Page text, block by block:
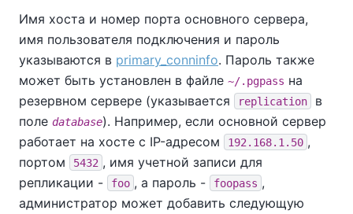
Имя хоста и номер порта основного сервера,
имя пользователя подключения и пароль
указываются в primary_conninfo. Пароль также
может быть установлен в файле ~/.pgpass на
резервном сервере (указывается
replication
в
поле database). Например, если основной сервер
работает на хосте с IP-адресом
192.168.1.50 ,
портом
5432 , имя учетной записи для
репликации -
foo , а пароль - foopass ,
администратор может добавить следующую